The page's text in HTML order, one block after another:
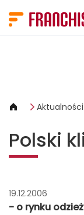
Aktualności
Polski
19.12.2006
- o rynku